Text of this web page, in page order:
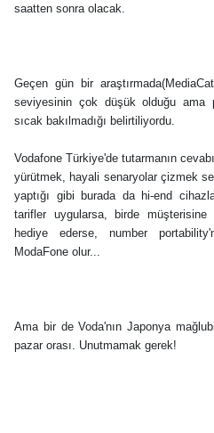
saatten sonra olacak.
Geçen gün bir
seviyesinin çok düşük olduğu ama
sıcak bakılmadığı belirtiliyordu.
Vodafone Türkiye'de tutarmanın
yürütmek, hayali senaryolar çizmek
yaptığı gibi burada da hi-end
tarifler uygularsa, birde müşterisine
hediye ederse, number
ModaFone olur...
Ama bir de Voda'nın Japonya
pazar orası. Unutmamak gerek!